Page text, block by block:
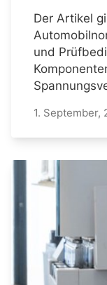
Der Artikel
und
1. September,